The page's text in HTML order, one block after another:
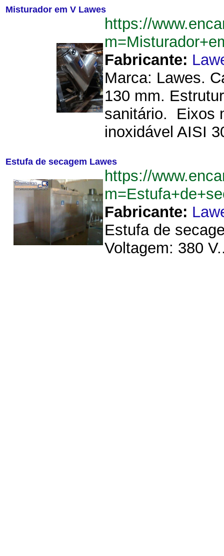
Misturador em V Lawes
https://
Fabricante:
Marca: Lawes.
130 mm.
sanitário. Eixos
inoxidável AISI
Estufa de secagem Lawes
https://
Fabricante:
Estufa de
Voltagem: 380